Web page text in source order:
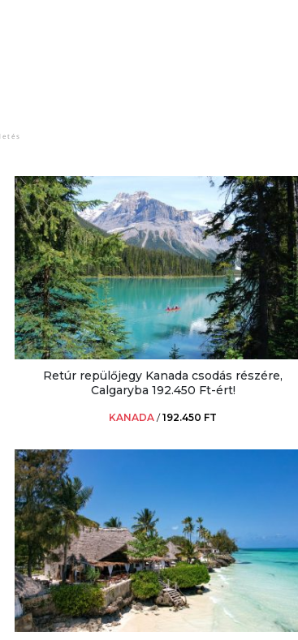
Retúr repülőjegy Kanada csodás részére,
Calgaryba 192.450 Ft-ért!
KANADA /192.450 FT